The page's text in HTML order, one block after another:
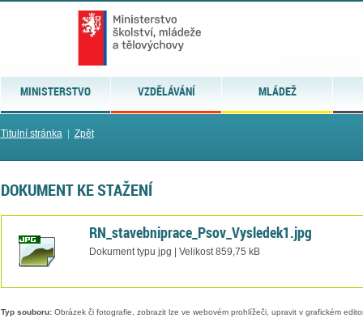
MINISTERSTVO VZDĚLÁVÁNÍ MLÁDEŽ
Titulní stránka| Zpět
DOKUMENT KE STAŽENÍ
RN_stavebniprace_Psov_Vysledek1.jpg
Dokument typu jpg | Velikost 859,75 kB
Typ souboru:Obrázek či fotografie, zobrazit lze ve webovém prohlížeči, upravit v grafickém